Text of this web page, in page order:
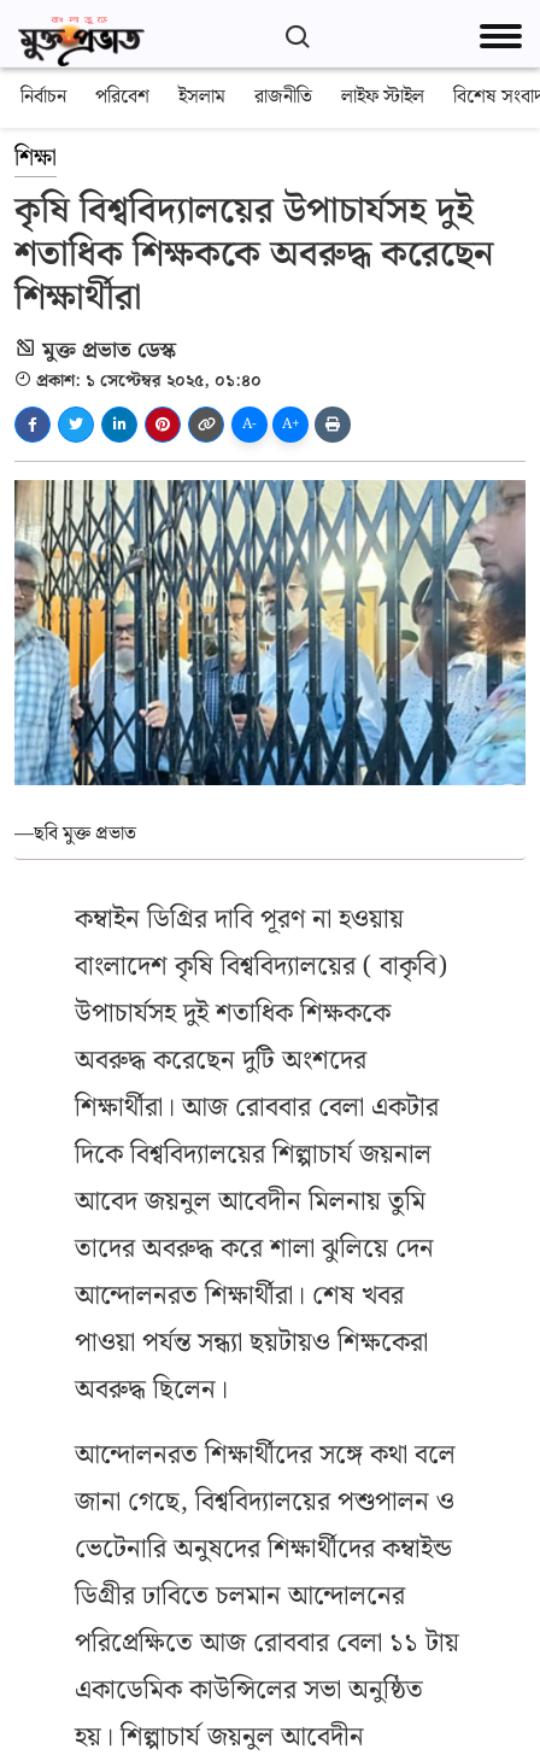
নির্বাচন পরিবেশ ইসলাম রাজনীতি লাইফ স্টাইল বিশেষ
শিক্ষা
কৃষি বিশ্ববিদ্যালয়ের উপাচার্যসহ দুই
শতাধিক শিক্ষককে অবরুদ্ধ করেছেন
শিক্ষার্থীরা
মুক্ত প্রভাত ডেস্ক
প্রকাশ: ১ সেপ্টেম্বর ২০২৫, ০১:৪০
A- A+
—ছবি মুক্ত প্রভাত
কম্বাইন ডিগ্রির দাবি পূরণ না হওয়ায়
বাংলাদেশ কৃষি বিশ্ববিদ্যালয়ের ( বাকৃবি)
উপাচার্যসহ দুই শতাধিক শিক্ষককে
অবরুদ্ধ করেছেন দুটি অংশদের
শিক্ষার্থীরা। আজ রোববার বেলা একটার
দিকে বিশ্ববিদ্যালয়ের শিল্পাচার্য জয়নাল
আবেদ জয়নুল আবেদীন মিলনায় তুমি
তাদের অবরুদ্ধ করে শালা ঝুলিয়ে দেন
আন্দোলনরত শিক্ষার্থীরা। শেষ খবর
পাওয়া পর্যন্ত সন্ধ্যা ছয়টায়ও শিক্ষকেরা
অবরুদ্ধ ছিলেন।
আন্দোলনরত শিক্ষার্থীদের সঙ্গে কথা বলে
জানা গেছে, বিশ্ববিদ্যালয়ের পশুপালন ও
ভেটেনারি অনুষদের শিক্ষার্থীদের কম্বাইন্ড
ডিগ্রীর ঢাবিতে চলমান আন্দোলনের
পরিপ্রেক্ষিতে আজ রোববার বেলা ১১ টায়
একাডেমিক কাউন্সিলের সভা অনুষ্ঠিত
হয়। শিল্পাচার্য জয়নুল আবেদীন